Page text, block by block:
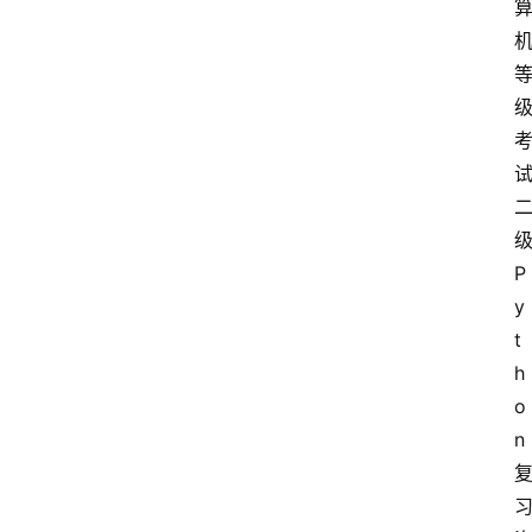
算
机
等
级
考
试
二
级
P
y
t
h
o
n
复
习